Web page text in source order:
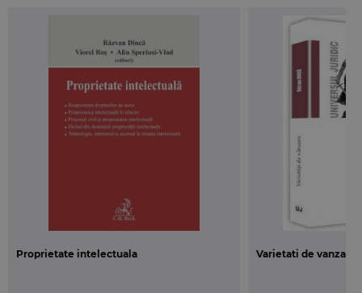
pragmatic este influentat si de calitatea de
practician a autorului, confruntat ca avocat cu
problemele practice ale aplicarii noului Cod.
Proprietate intelectuala Varietati de vanzare